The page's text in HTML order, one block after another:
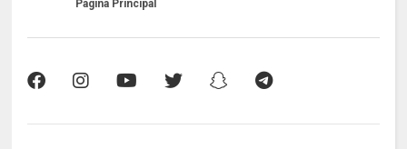
Página Principal